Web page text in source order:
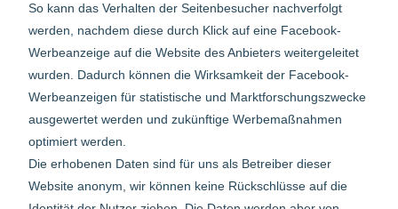
So kann das Verhalten der Seitenbesucher nachverfolgt
werden, nachdem diese durch Klick auf eine Facebook-
Werbeanzeige auf die Website des Anbieters weitergeleitet
wurden. Dadurch können die Wirksamkeit der Facebook-
Werbeanzeigen für statistische und Marktforschungszwecke
ausgewertet werden und zukünftige Werbemaßnahmen
optimiert werden.
Die erhobenen Daten sind für uns als Betreiber dieser
Website anonym, wir können keine Rückschlüsse auf die